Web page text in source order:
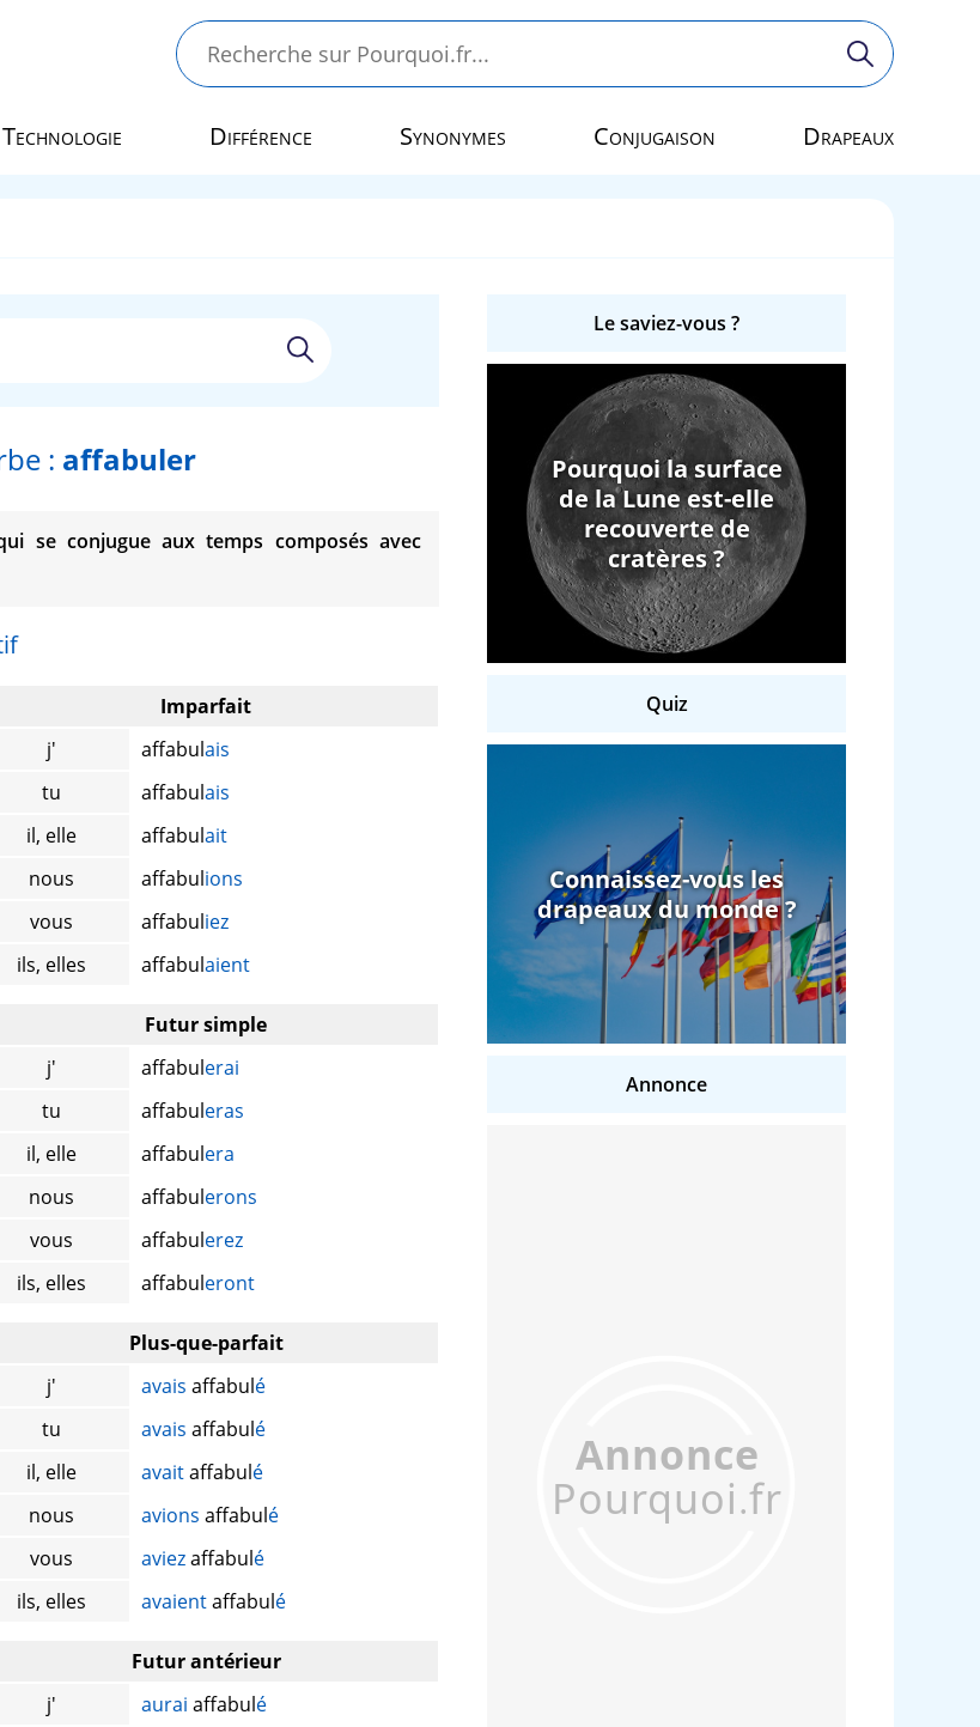
Technologie Différence Synonymes Conjugaison Drapeaux
: affabuler
se conjugue aux temps composés avec
Imparfait
j'
affabulais
tu
affabulais
il, elle
affabulait
nous
affabulions
vous
affabuliez
ils, elles
affabulaient
Futur simple
j'
affabulerai
tu
affabuleras
il, elle
affabulera
nous
affabulerons
vous
affabulerez
ils, elles
affabuleront
Plus-que-parfait
j'
avais affabulé
tu
avais affabulé
il, elle
avaitaffabulé
nous
avions affabulé
vous
aviezaffabulé
ils, elles
avaientaffabulé
Futur antérieur
j'
aurai affabulé
Le saviez-vous ?
Pourquoi la surface
de la Lune est-elle
recouverte de
cratères ?
Quiz
Connaissez-vous les
drapeaux du monde ?
Annonce